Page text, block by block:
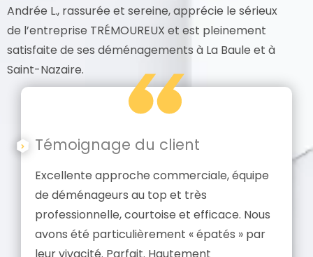
Andrée L., rassurée et sereine, apprécie le sérieux
de l’entreprise TRÉMOUREUX et est pleinement
satisfaite de ses déménagements à La Baule et à
Saint-Nazaire.
Témoignage du client
Excellente approche commerciale, équipe
de déménageurs au top et très
professionnelle, courtoise et efficace. Nous
avons été particulièrement « épatés » par